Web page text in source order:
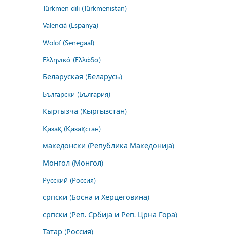
Türkmen dili (Türkmenistan)
Valencià (Espanya)
Wolof (Senegaal)
Ελληνικά (Ελλάδα)
Беларуская (Беларусь)
Български (България)
Кыргызча (Кыргызстан)
Қазақ (Қазақстан)
македонски (Република Македонија)
Монгол (Монгол)
Русский (Россия)
српски (Босна и Херцеговина)
српски (Реп. Србија и Реп. Црна Гора)
Татар (Россия)